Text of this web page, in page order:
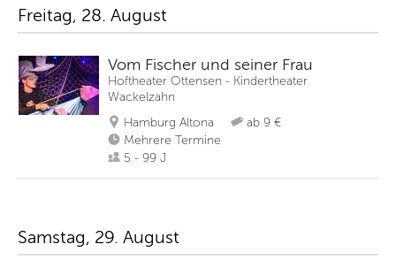
Freitag, 28. August
Vom Fischer und seiner Frau
Hoftheater Ottensen - Kindertheater
Wackelzahn
Hamburg Altona
ab 9 €
Mehrere Termine
5 - 99 J
Samstag, 29. August